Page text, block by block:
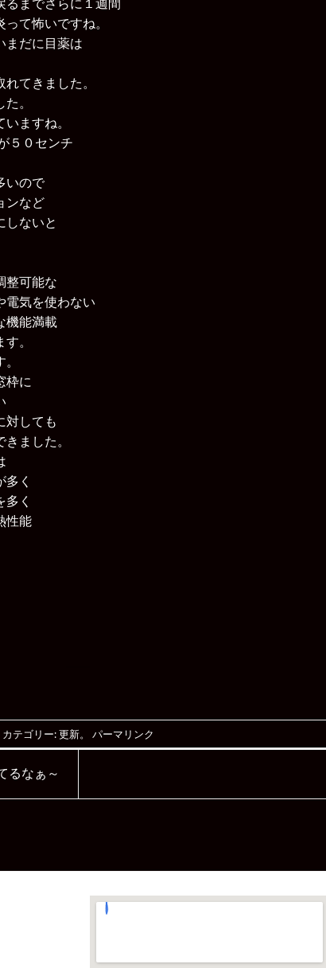
て怖いですね。
まだに目薬は
てきました。
。
ますね。
５０センチ
いので
ンなど
しないと
整可能な
電気を使わない
機能満載
。
枠に
対しても
ました。
く
く
性能
カテゴリー:更新。 パーマリンク
るなぁ～